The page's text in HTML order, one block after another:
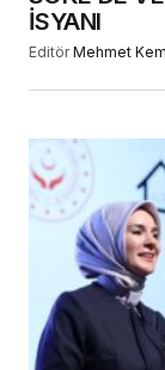
İSYANI
Editör Mehmet